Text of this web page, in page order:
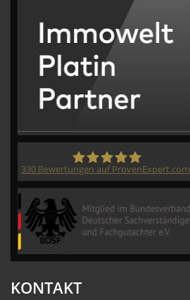
330 Bewertungen auf ProvenExpert.com
KONTAKT